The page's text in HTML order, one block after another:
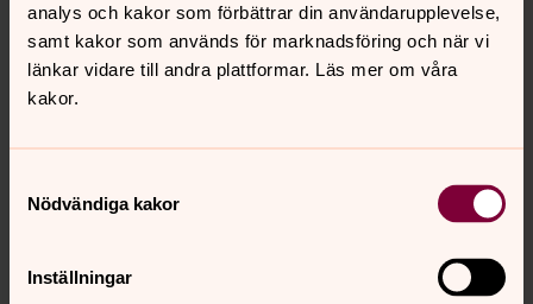
analys och kakor som förbättrar din användarupplevelse,
samt kakor som används för marknadsföring och när vi
länkar vidare till andra plattformar. Läs mer om våra
kakor.
Nödvändiga kakor
Inställningar
Använd din röst!
Lördag 30 augusti 13.20-14.00
Tältscen Ingrid
andra människor; hur vi kan
faktiskt ge oss kraft och mod att stå upp för det vi tror